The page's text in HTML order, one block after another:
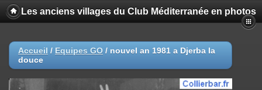
Les anciens villages du Club Méditerranée en photos
Accueil / Equipes GO / nouvel an 1981 a Djerba la
douce